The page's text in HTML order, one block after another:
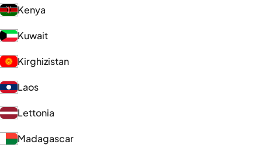
Kenya
Kuwait
Kirghizistan
Laos
Lettonia
Madagascar